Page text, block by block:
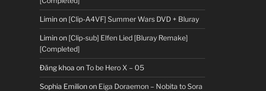
Liminon [Clip-A4VF] Summer Wars DVD + Bluray
Liminon [Clip-sub] Elfen Lied [Bluray Remake]
[Completed]
Đăng khoa onTo be Hero X – 05
Sophia Emilionon Eiga Doraemon – Nobita to Sora